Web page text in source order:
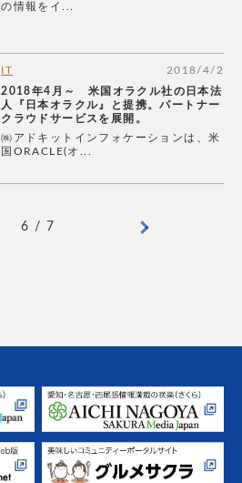
の情報をイ...
IT
2018/4/2
2018年4月～ 米国オラクル社の日本法
人『日本オラクル』と提携。パートナー
クラウドサービスを展開。
㈱アドキットインフォケーションは、米
国ORACLE(オ...
6 / 7